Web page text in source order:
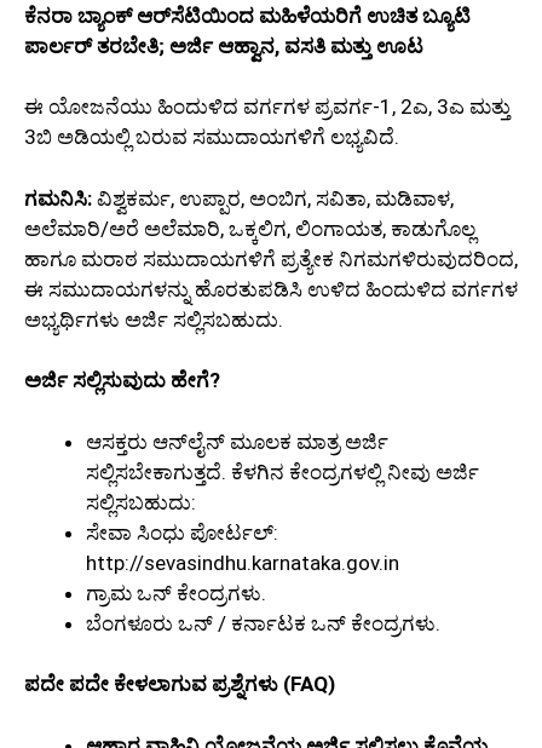
ಕೆನರಾ ಬ್ಯಾಂಕ್ ಆರ್‌ಸೆಟಿಯಿಂದ ಮಹಿಳೆಯರಿಗೆ ಉಚಿತ ಬ್ಯೂಟಿ
ಪಾರ್ಲರ್ ತರಬೇತಿ; ಅರ್ಜಿ ಆಹ್ವಾನ, ವಸತಿ ಮತ್ತು ಊಟ
ಈ ಯೋಜನೆಯು ಹಿಂದುಳಿದ ವರ್ಗಗಳ ಪ್ರವರ್ಗ-1, 2ಎ, 3ಎ ಮತ್ತು
3ಬಿ ಅಡಿಯಲ್ಲಿ ಬರುವ ಸಮುದಾಯಗಳಿಗೆ ಲಭ್ಯವಿದೆ.
ಗಮನಿಸಿ: ವಿಶ್ವಕರ್ಮ, ಉಪ್ಪಾರ, ಅಂಬಿಗ, ಸವಿತಾ, ಮಡಿವಾಳ,
ಅಲೆಮಾರಿ/ಅರೆ ಅಲೆಮಾರಿ, ಒಕ್ಕಲಿಗ, ಲಿಂಗಾಯತ, ಕಾಡುಗೊಲ್ಲ
ಹಾಗೂ ಮರಾಠ ಸಮುದಾಯಗಳಿಗೆ ಪ್ರತ್ಯೇಕ ನಿಗಮಗಳಿರುವುದರಿಂದ,
ಈ ಸಮುದಾಯಗಳನ್ನು ಹೊರತುಪಡಿಸಿ ಉಳಿದ ಹಿಂದುಳಿದ ವರ್ಗಗಳ
ಅಭ್ಯರ್ಥಿಗಳು ಅರ್ಜಿ ಸಲ್ಲಿಸಬಹುದು.
ಅರ್ಜಿ ಸಲ್ಲಿಸುವುದು ಹೇಗೆ?
ಆಸಕ್ತರು ಆನ್‌ಲೈನ್ ಮೂಲಕ ಮಾತ್ರ ಅರ್ಜಿ
ಸಲ್ಲಿಸಬೇಕಾಗುತ್ತದೆ. ಕೆಳಗಿನ ಕೇಂದ್ರಗಳಲ್ಲಿ ನೀವು ಅರ್ಜಿ
ಸಲ್ಲಿಸಬಹುದು:
ಸೇವಾ ಸಿಂಧು ಪೋರ್ಟಲ್:
http://sevasindhu.karnataka.gov.in
ಗ್ರಾಮ ಒನ್ ಕೇಂದ್ರಗಳು.
ಬೆಂಗಳೂರು ಒನ್ / ಕರ್ನಾಟಕ ಒನ್ ಕೇಂದ್ರಗಳು.
ಪದೇ ಪದೇ ಕೇಳಲಾಗುವ ಪ್ರಶ್ನೆಗಳು (FAQ)